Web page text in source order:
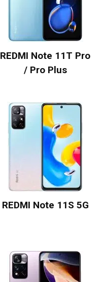
REDMI Note 11T Pro
/ Pro Plus
REDMI Note 11S 5G